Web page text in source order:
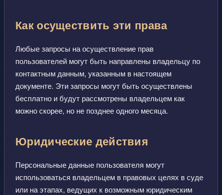
Как осуществить эти права
Любые запросы на осуществление прав
пользователей могут быть направлены владельцу по
контактным данным, указанным в настоящем
документе. Эти запросы могут быть осуществлены
бесплатно и будут рассмотрены владельцем как
можно скорее, но не позднее одного месяца.
Юридические действия
Персональные данные пользователя могут
использоваться владельцем в правовых целях в суде
или на этапах, ведущих к возможным юридическим